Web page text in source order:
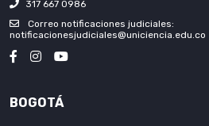
317 667 0986
Correo notificaciones judiciales:
notificacionesjudiciales@uniciencia.edu.co
BOGOTÁ